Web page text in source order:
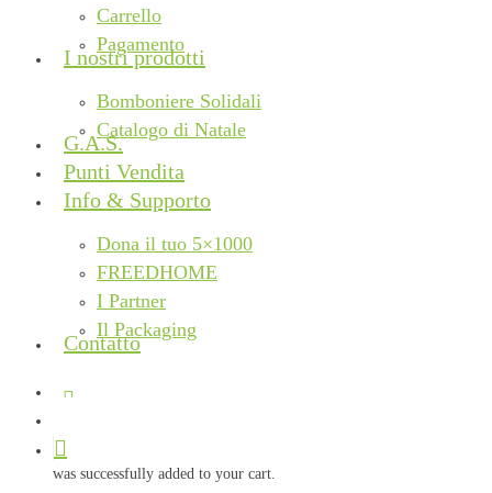
Carrello
Pagamento
I nostri prodotti
Bomboniere Solidali
Catalogo di Natale
G.A.S.
Punti Vendita
Info & Supporto
Dona il tuo 5×1000
FREEDHOME
I Partner
Il Packaging
Contatto
facebook
was successfully added to your cart.